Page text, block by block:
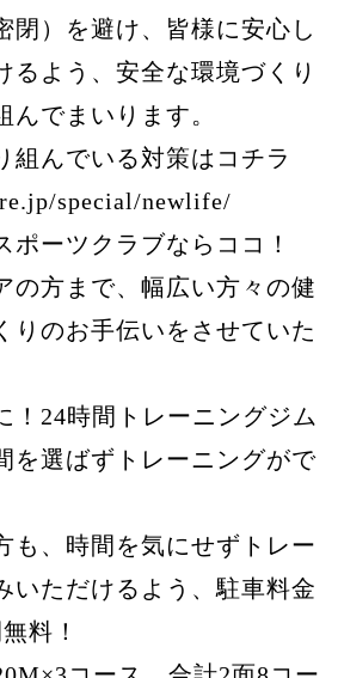
閉）を避け、皆様に安心し
るよう、安全な環境づくり
んでまいります。
組んでいる対策はコチラ
special/newlife/
ポーツクラブならココ！
の方まで、幅広い方々の健
りのお手伝いをさせていた
！24時間トレーニングジム
を選ばずトレーニングがで
も、時間を気にせずトレー
いただけるよう、駐車料金
料！